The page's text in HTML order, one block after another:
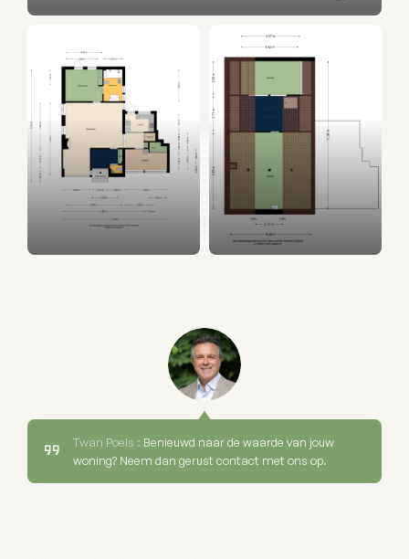
Twan Poels : Benieuwd naar de waarde van jouw
woning? Neem dan gerust contact met ons op.